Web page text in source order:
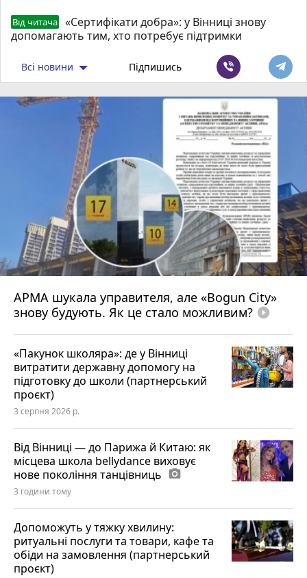
Від читача
«Сертифікати добра»: у Вінниці знову
допомагають тим, хто потребує підтримки
Всі новини Підпишись
АРМА шукала управителя, але «Bogun City»
знову будують. Як це стало можливим? play_circle_filled
«Пакунок школяра»: де у Вінниці
витратити державну допомогу на
підготовку до школи (партнерський
проєкт)
3 серпня 2026 р.
Від Вінниці — до Парижа й Китаю: як
місцева школа bellydance виховує
нове покоління танцівниць photo_camera
3 години тому
Допоможуть у тяжку хвилину:
ритуальні послуги та товари, кафе та
обіди на замовлення (партнерський
проєкт)